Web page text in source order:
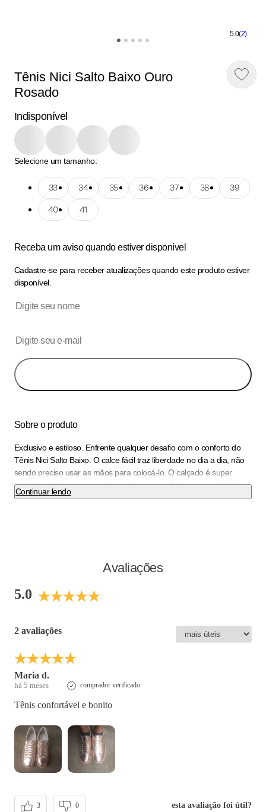
5.0(2)
Tênis Nici Salto Baixo Ouro
Rosado
Indisponível
Selecione um tamanho:
Tamanho: 33
33Tamanho: 34
34Tamanho: 35
35Tamanho: 36
36Tamanho: 37
37Tamanho: 38
38Tamanho: 39
39
Tamanho: 40
40Tamanho: 41
41
Receba um aviso quando estiver disponível
Cadastre-se para receber atualizações quando este produto estiver
disponível.
Sobre o produto
Exclusivo e estiloso. Enfrente qualquer desafio com o conforto do
Tênis Nici Salto Baixo. O calce fácil traz liberdade no dia a dia, não
sendo preciso usar as mãos para colocá-lo. O calçado é super
flexível e ainda possui acabamento superconforto, espuma fofinha
no calcanhar, forro superfofinho, máxima absorção, solado
Medida do Salto (cm):2,5 cm
Ref:937005
Continuar lendo
Avaliações
5.0
2 avaliações
Maria d.
há 5 meses comprador verificado
Tênis confortável e bonito
esta avaliação foi útil?
3 0